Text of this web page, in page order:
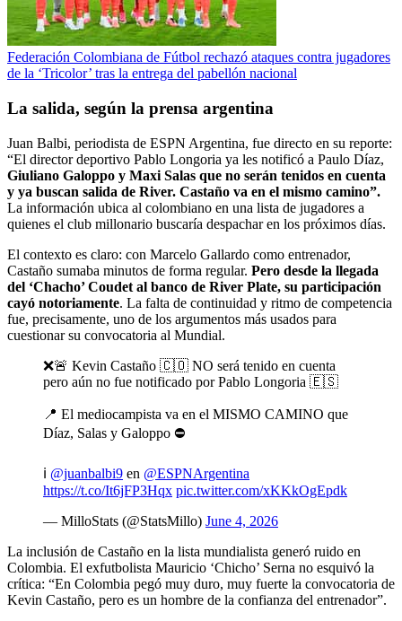
Federación Colombiana de Fútbol rechazó ataques contra jugadores
de la ‘Tricolor’ tras la entrega del pabellón nacional
La salida, según la prensa argentina
Juan Balbi, periodista de ESPN Argentina, fue directo en su reporte:
“El director deportivo Pablo Longoria ya les notificó a Paulo Díaz,
Giuliano Galoppo y Maxi Salas que no serán tenidos en cuenta
y ya buscan salida de River. Castaño va en el mismo camino”.
La información ubica al colombiano en una lista de jugadores a
quienes el club millonario buscaría despachar en los próximos días.
El contexto es claro: con Marcelo Gallardo como entrenador,
Castaño sumaba minutos de forma regular. Pero desde la llegada
del ‘Chacho’ Coudet al banco de River Plate, su participación
cayó notoriamente. La falta de continuidad y ritmo de competencia
fue, precisamente, uno de los argumentos más usados para
cuestionar su convocatoria al Mundial.
❌🚨 Kevin Castaño 🇨🇴 NO será tenido en cuenta
pero aún no fue notificado por Pablo Longoria 🇪🇸
📍 El mediocampista va en el MISMO CAMINO que
Díaz, Salas y Galoppo ⛔️
ℹ️ @juanbalbi9 en @ESPNArgentina
https://t.co/It6jFP3Hqx pic.twitter.com/xKKkOgEpdk
— MilloStats (@StatsMillo) June 4, 2026
La inclusión de Castaño en la lista mundialista generó ruido en
Colombia. El exfutbolista Mauricio ‘Chicho’ Serna no esquivó la
crítica: “En Colombia pegó muy duro, muy fuerte la convocatoria de
Kevin Castaño, pero es un hombre de la confianza del entrenador”.